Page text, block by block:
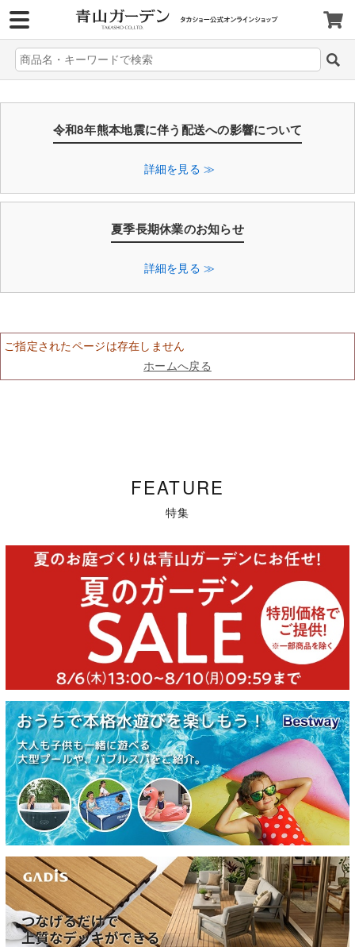
令和8年熊本地震に伴う配送への影響について
詳細を見る ≫
夏季長期休業のお知らせ
詳細を見る ≫
ご指定されたページは存在しません
ホームへ戻る
FEATURE
特集